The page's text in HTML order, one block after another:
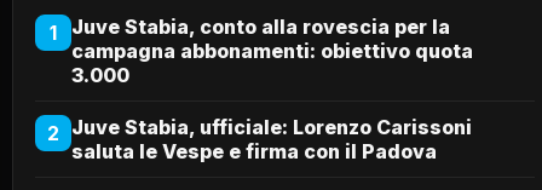
1
Juve Stabia, conto alla rovescia per la
campagna abbonamenti: obiettivo quota
3.000
2 Juve Stabia, ufficiale: Lorenzo Carissoni
saluta le Vespe e firma con il Padova